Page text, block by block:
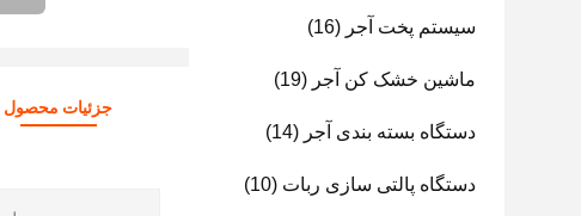
سیستم پخت آجر (16)
ماشین خشک کن آجر (19)
دستگاه بسته بندی آجر (14)
دستگاه پالتی سازی ربات (10)
جزئیات محصول